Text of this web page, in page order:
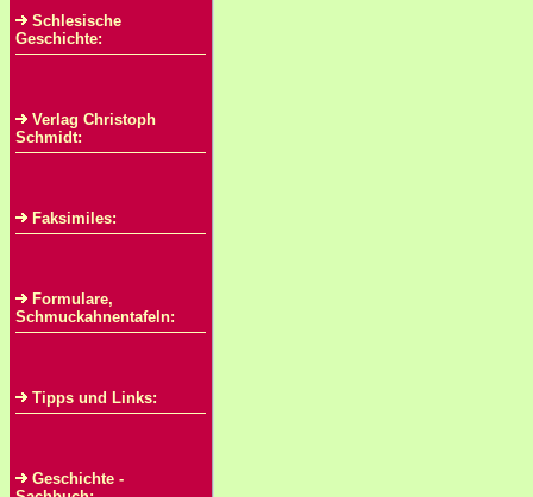
Schlesische
Geschichte:
Verlag Christoph
Schmidt:
Faksimiles:
Formulare,
Schmuckahnentafeln:
Tipps und Links:
Geschichte -